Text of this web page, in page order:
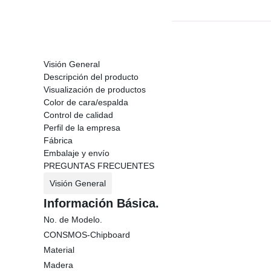
Visión General
Descripción del producto
Visualización de productos
Color de cara/espalda
Control de calidad
Perfil de la empresa
Fábrica
Embalaje y envío
PREGUNTAS FRECUENTES
Visión General
Información Básica.
No. de Modelo.
CONSMOS-Chipboard
Material
Madera